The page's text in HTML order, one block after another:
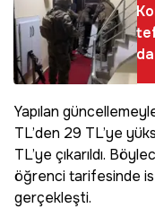
Yapılan
TL’den 29 TL’ye
TL’ye çıkarıldı.
öğrenci tarifesinde
gerçekleşti.